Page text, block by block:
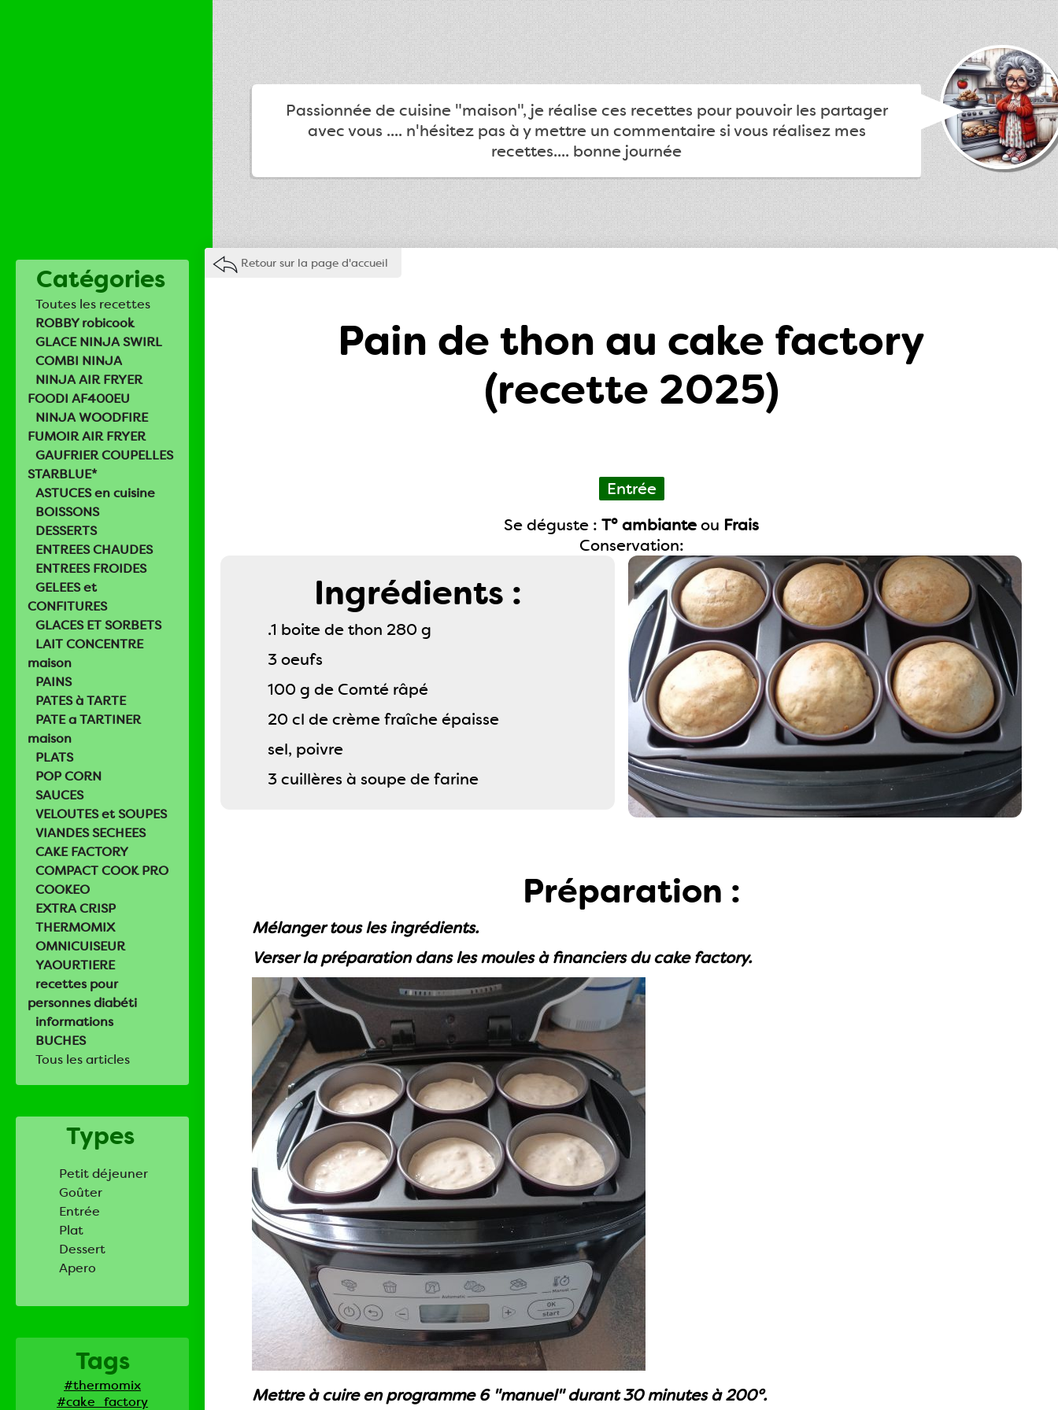
Passionnée de cuisine "maison", je réalise ces recettes pour pouvoir les partager
avec vous .... n'hésitez pas à y mettre un commentaire si vous réalisez mes
recettes.... bonne journée
Catégories
Toutes les recettes
ROBBY robicook
GLACE NINJA SWIRL
COMBI NINJA
NINJA AIR FRYER
FOODI AF400EU
NINJA WOODFIRE
FUMOIR AIR FRYER
GAUFRIER COUPELLES
STARBLUE*
ASTUCES en cuisine
BOISSONS
DESSERTS
ENTREES CHAUDES
ENTREES FROIDES
GELEES et
CONFITURES
GLACES ET SORBETS
LAIT CONCENTRE
maison
PAINS
PATES à TARTE
PATE a TARTINER
maison
PLATS
POP CORN
SAUCES
VELOUTES et SOUPES
VIANDES SECHEES
CAKE FACTORY
COMPACT COOK PRO
COOKEO
EXTRA CRISP
THERMOMIX
OMNICUISEUR
YAOURTIERE
recettes pour
personnes diabéti
informations
BUCHES
Tous les articles
Types
Petit déjeuner
Goûter
Entrée
Plat
Dessert
Apero
Tags
#thermomix
#cake_factory
Retour sur la page d'accueil
Pain de thon au cake factory
(recette 2025)
Entrée
Se déguste : T° ambianteou Frais
Conservation:
Ingrédients :
.1 boite de thon 280 g
3 oeufs
100 g de Comté râpé
20 cl de crème fraîche épaisse
sel, poivre
3 cuillères à soupe de farine
Préparation :
Mélanger tous les ingrédients.
Verser la préparation dans les moules à financiers du cake factory.
Mettre à cuire en programme 6 "manuel" durant 30 minutes à 200°.